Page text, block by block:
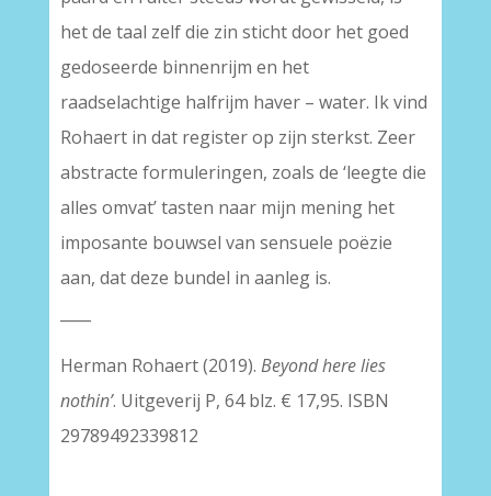
het de taal zelf die zin sticht door het goed
gedoseerde binnenrijm en het
raadselachtige halfrijm haver – water. Ik vind
Rohaert in dat register op zijn sterkst. Zeer
abstracte formuleringen, zoals de ‘leegte die
alles omvat’ tasten naar mijn mening het
imposante bouwsel van sensuele poëzie
aan, dat deze bundel in aanleg is.
Herman Rohaert (2019). Beyond here lies
nothin’. Uitgeverij P, 64 blz. € 17,95. ISBN
29789492339812